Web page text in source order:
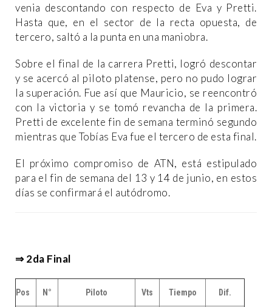
venia descontando con respecto de Eva y Pretti.
Hasta que, en el sector de la recta opuesta, de
tercero, saltó a la punta en una maniobra.
Sobre el final de la carrera Pretti, logró descontar
y se acercó al piloto platense, pero no pudo lograr
la superación. Fue así que Mauricio, se reencontró
con la victoria y se tomó revancha de la primera.
Pretti de excelente fin de semana terminó segundo
mientras que Tobías Eva fue el tercero de esta final.
El próximo compromiso de ATN, está estipulado
para el fin de semana del 13 y 14 de junio, en estos
días se confirmará el autódromo.
⇒ 2da Final
Pos N° Piloto Vts Tiempo Dif.